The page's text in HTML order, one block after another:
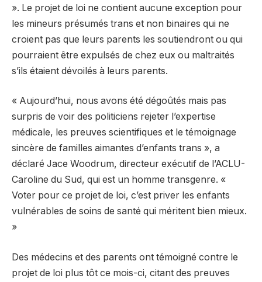
». Le projet de loi ne contient aucune exception pour
les mineurs présumés trans et non binaires qui ne
croient pas que leurs parents les soutiendront ou qui
pourraient être expulsés de chez eux ou maltraités
s’ils étaient dévoilés à leurs parents.
« Aujourd’hui, nous avons été dégoûtés mais pas
surpris de voir des politiciens rejeter l’expertise
médicale, les preuves scientifiques et le témoignage
sincère de familles aimantes d’enfants trans », a
déclaré Jace Woodrum, directeur exécutif de l’ACLU-
Caroline du Sud, qui est un homme transgenre. «
Voter pour ce projet de loi, c’est priver les enfants
vulnérables de soins de santé qui méritent bien mieux.
»
Des médecins et des parents ont témoigné contre le
projet de loi plus tôt ce mois-ci, citant des preuves